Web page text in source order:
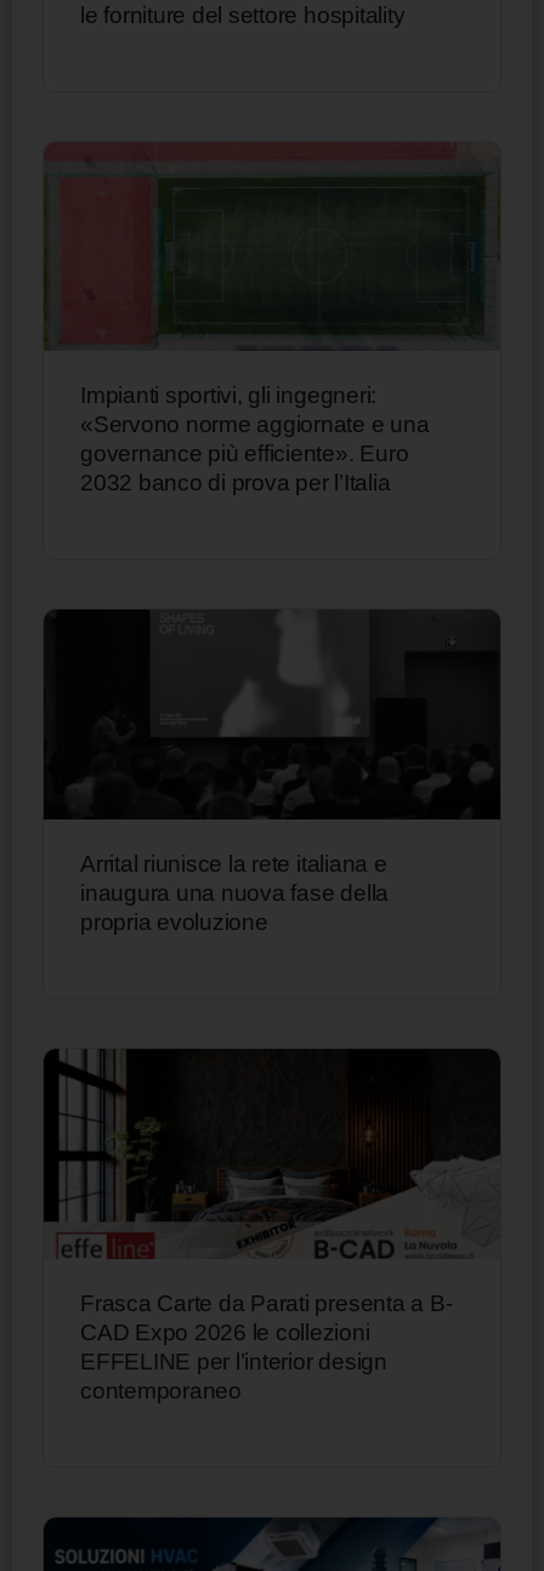
le forniture del settore hospitality
Impianti sportivi, gli ingegneri:
«Servono norme aggiornate e una
governance più efficiente». Euro
2032 banco di prova per l’Italia
Arrital riunisce la rete italiana e
inaugura una nuova fase della
propria evoluzione
Frasca Carte da Parati presenta a B-
CAD Expo 2026 le collezioni
EFFELINE per l’interior design
contemporaneo